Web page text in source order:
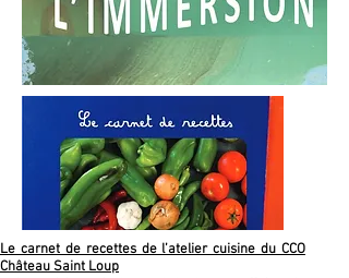
Le carnet de recettes de l’atelier cuisine du CCO
Château Saint Loup